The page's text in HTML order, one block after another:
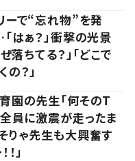
ーで“忘れ物”を発
はぁ？」衝撃の光景
落ちてる？」「どこで
？」
園の先生「何そのT
員に激震が走ったま
りゃ先生も大興奮す
」